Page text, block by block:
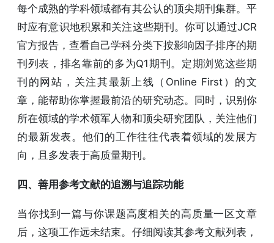
每个成熟的学科领域都有其公认的顶尖期刊集群。平
时应有意识地积累和关注这些期刊。你可以通过JCR
官方报告，查看自己学科分类下按影响因子排序的期
刊列表，排名靠前的多为Q1期刊。定期浏览这些期
刊的网站，关注其最新上线（Online First）的文
章，能帮助你掌握最前沿的研究动态。同时，识别你
所在领域的学术领军人物和顶尖研究团队，关注他们
的最新发表。他们的工作往往代表着领域的发展方
向，且多发表于高质量期刊。
四、善用参考文献的追溯与追踪功能
当你找到一篇与你课题高度相关的高质量一区文章
后，这项工作远未结束。仔细阅读其参考文献列表，